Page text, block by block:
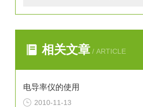
相关文章 / ARTICLE
电导率仪的使用
2010-11-13